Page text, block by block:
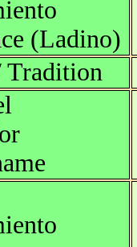
(Ladino)
Tradition